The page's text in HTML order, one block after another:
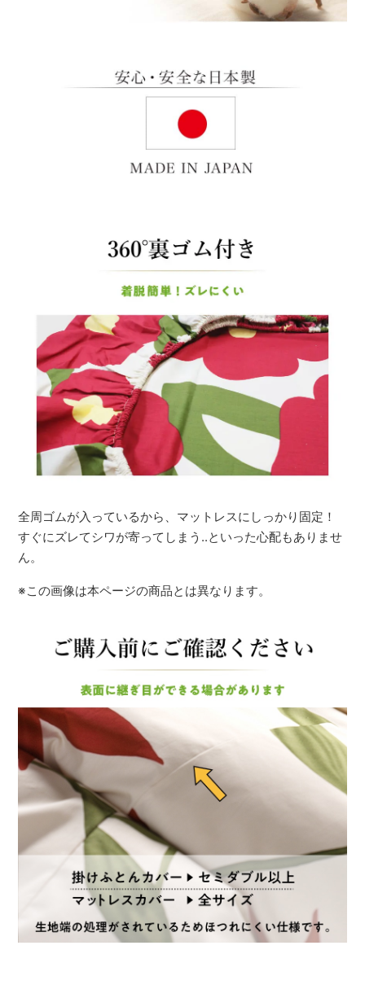
全周ゴムが入っているから、マットレスにしっかり固定！
すぐにズレてシワが寄ってしまう..といった心配もありませ
ん。
※この画像は本ページの商品とは異なります。